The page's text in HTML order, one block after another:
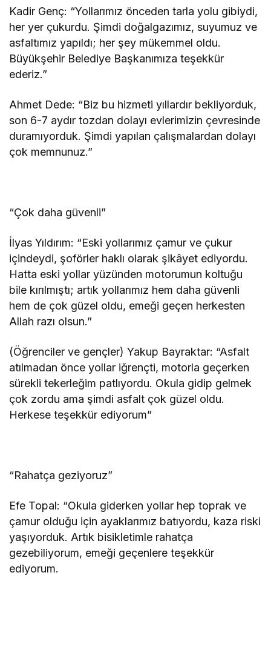
Kadir Genç: “Yollarımız önceden tarla yolu gibiydi,
her yer çukurdu. Şimdi doğalgazımız, suyumuz ve
asfaltımız yapıldı; her şey mükemmel oldu.
Büyükşehir Belediye Başkanımıza teşekkür
ederiz.”
Ahmet Dede: “Biz bu hizmeti yıllardır bekliyorduk,
son 6-7 aydır tozdan dolayı evlerimizin çevresinde
duramıyorduk. Şimdi yapılan çalışmalardan dolayı
çok memnunuz.”
“Çok daha güvenli”
İlyas Yıldırım: “Eski yollarımız çamur ve çukur
içindeydi, şoförler haklı olarak şikâyet ediyordu.
Hatta eski yollar yüzünden motorumun koltuğu
bile kırılmıştı; artık yollarımız hem daha güvenli
hem de çok güzel oldu, emeği geçen herkesten
Allah razı olsun.”
(Öğrenciler ve gençler) Yakup Bayraktar: “Asfalt
atılmadan önce yollar iğrençti, motorla geçerken
sürekli tekerleğim patlıyordu. Okula gidip gelmek
çok zordu ama şimdi asfalt çok güzel oldu.
Herkese teşekkür ediyorum”
“Rahatça geziyoruz”
Efe Topal: “Okula giderken yollar hep toprak ve
çamur olduğu için ayaklarımız batıyordu, kaza riski
yaşıyorduk. Artık bisikletimle rahatça
gezebiliyorum, emeği geçenlere teşekkür
ediyorum.